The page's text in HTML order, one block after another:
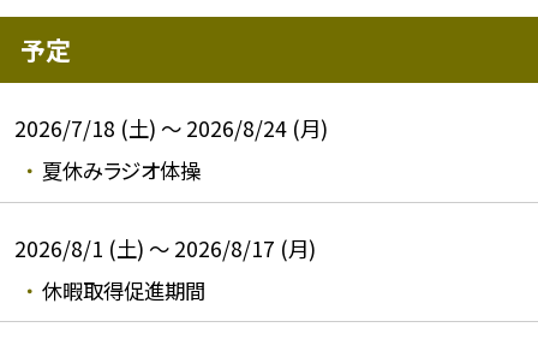
予定
2026/7/18 (土) ～ 2026/8/24 (月)
夏休みラジオ体操
2026/8/1 (土) ～ 2026/8/17 (月)
休暇取得促進期間